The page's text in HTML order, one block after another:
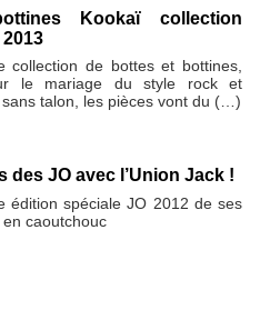
Kookaï collection
collection de bottes et bottines,
le mariage du style rock et
talon, les pièces vont du (…)
des JO avec l’Union Jack !
édition spéciale JO 2012 de ses
caoutchouc